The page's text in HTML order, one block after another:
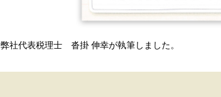
弊社代表税理士 沓掛 伸幸が執筆しました。